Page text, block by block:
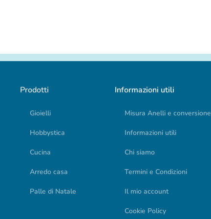
Prodotti
Gioielli
Hobbystica
Cucina
Arredo casa
Palle di Natale
Informazioni utili
Misura Anelli e conversione
Informazioni utili
Chi siamo
Termini e Condizioni
Il mio account
Cookie Policy